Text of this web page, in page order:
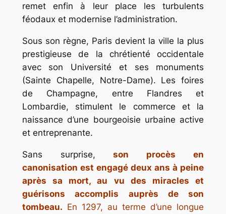
remet enfin à leur place les turbulents
féodaux et modernise l’administration.
Sous son règne, Paris devient la ville la plus
prestigieuse de la chrétienté occidentale
avec son Université et ses monuments
(Sainte Chapelle, Notre-Dame). Les foires
de Champagne, entre Flandres et
Lombardie, stimulent le commerce et la
naissance d’une bourgeoisie urbaine active
et entreprenante.
Sans surprise, son procès en
canonisation est engagé deux ans à peine
après sa mort, au vu des miracles et
guérisons accomplis auprès de son
tombeau. En 1297, au terme d’une longue